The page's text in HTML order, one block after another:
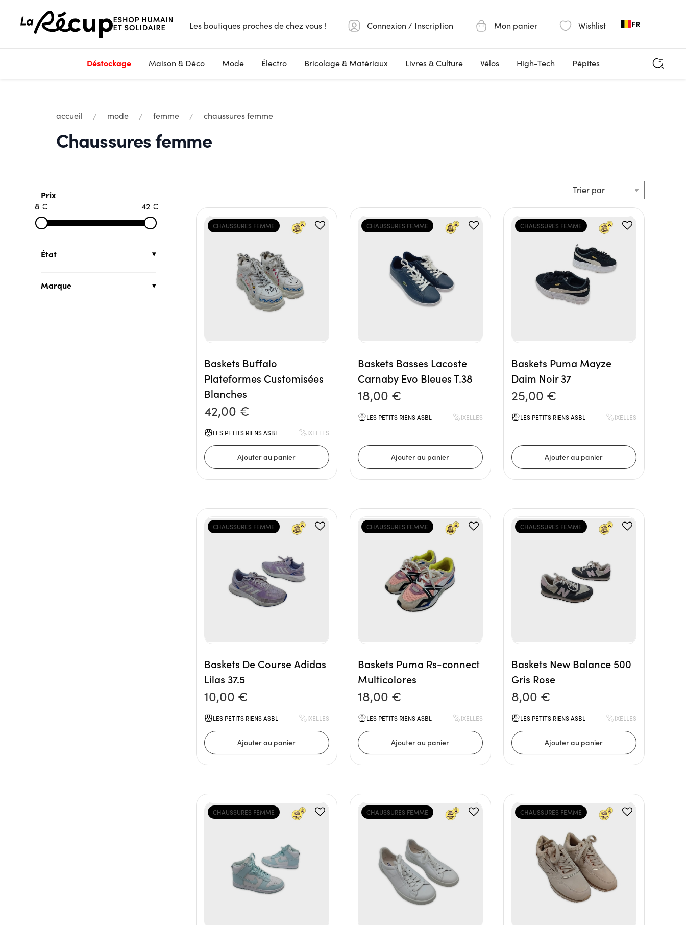
Les boutiques proches de chez vous ! Connexion / Inscription Mon panier Wishlist FR
Déstockage Maison & Déco Mode Électro Bricolage & Matériaux Livres & Culture Vélos High-Tech Pépites
accueil mode femme chaussures femme
Chaussures femme
Prix
8 € 42 €
État
Marque
CHAUSSURES FEMME
Baskets Buffalo
Plateformes Customisées
Blanches
42,00 €
LES PETITS RIENS ASBL IXELLES
CHAUSSURES FEMME
Baskets Basses Lacoste
Carnaby Evo Bleues T.38
18,00 €
LES PETITS RIENS ASBL IXELLES
CHAUSSURES FEMME
Baskets Puma Mayze
Daim Noir 37
25,00 €
LES PETITS RIENS ASBL IXELLES
CHAUSSURES FEMME
Baskets De Course Adidas
Lilas 37.5
10,00 €
LES PETITS RIENS ASBL IXELLES
CHAUSSURES FEMME
Baskets Puma Rs-connect
Multicolores
18,00 €
LES PETITS RIENS ASBL IXELLES
CHAUSSURES FEMME
Baskets New Balance 500
Gris Rose
8,00 €
LES PETITS RIENS ASBL IXELLES
CHAUSSURES FEMME CHAUSSURES FEMME CHAUSSURES FEMME